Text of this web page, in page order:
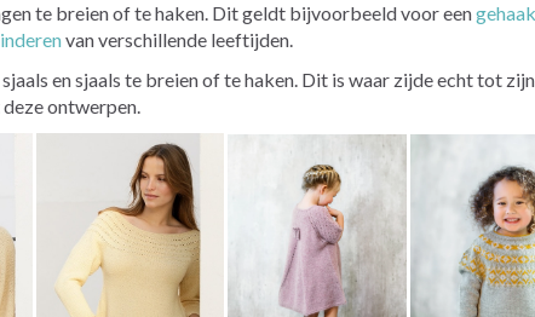
te breien of te haken. Dit geldt bijvoorbeeld voor een
van verschillende leeftijden.
en sjaals te breien of te haken. Dit is waar zijde echt tot
ontwerpen.